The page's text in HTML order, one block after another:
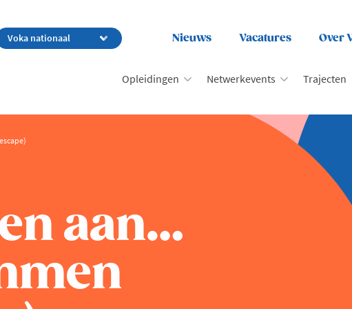
Nieuws Vacatures Over
Opleidingen Netwerkevents Trajecten
aan…